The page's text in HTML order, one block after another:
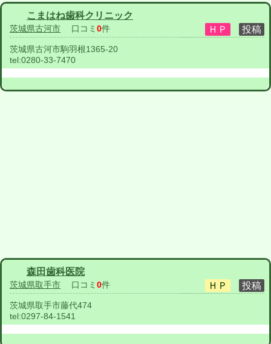
こまはね歯科クリニック
茨城県古河市 口コミ 0件
茨城県古河市駒羽根1365-20
tel:0280-33-7470
森田歯科医院
茨城県取手市 口コミ 0件
茨城県取手市藤代474
tel:0297-84-1541